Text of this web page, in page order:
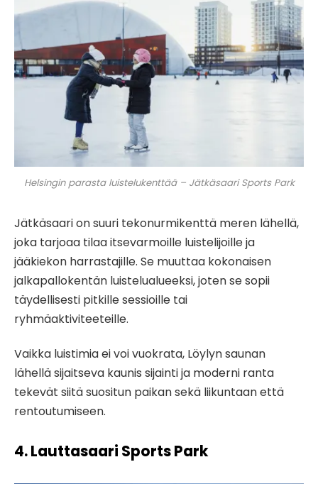
Helsingin parasta luistelukenttää – Jätkäsaari Sports Park
Jätkäsaari on suuri tekonurmikenttä meren lähellä,
joka tarjoaa tilaa itsevarmoille luistelijoille ja
jääkiekon harrastajille. Se muuttaa kokonaisen
jalkapallokentän luistelualueeksi, joten se sopii
täydellisesti pitkille sessioille tai
ryhmäaktiviteeteille.
Vaikka luistimia ei voi vuokrata, Löylyn saunan
lähellä sijaitseva kaunis sijainti ja moderni ranta
tekevät siitä suositun paikan sekä liikuntaan että
rentoutumiseen.
4. Lauttasaari Sports Park